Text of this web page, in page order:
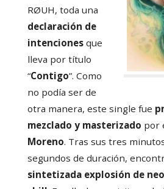
RØUH, toda una
declaración de
intencionesque
lleva por título
“Contigo”. Como
no podía ser de
otra manera, este single fue
mezclado y masterizado por
Moreno. Tras sus tres
segundos de duración,
sintetizada explosión de